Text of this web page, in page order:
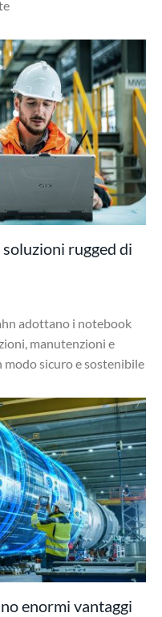
rugged di
adottano i notebook
manutenzioni e
sicuro e sostenibile
enormi vantaggi